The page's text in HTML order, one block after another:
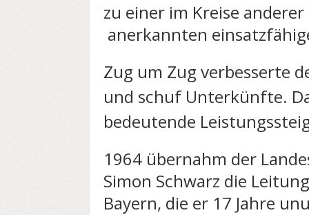
zu einer im Kreise
anerkannten
Zug um Zug verbesserte
und schuf Unterkünfte.
bedeutende
1964 übernahm der
Simon Schwarz die
Bayern, die er 17 Jahre